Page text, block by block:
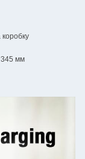
мм